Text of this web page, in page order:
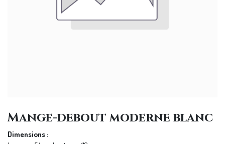
Mange-debout moderne blanc
Dimensions :